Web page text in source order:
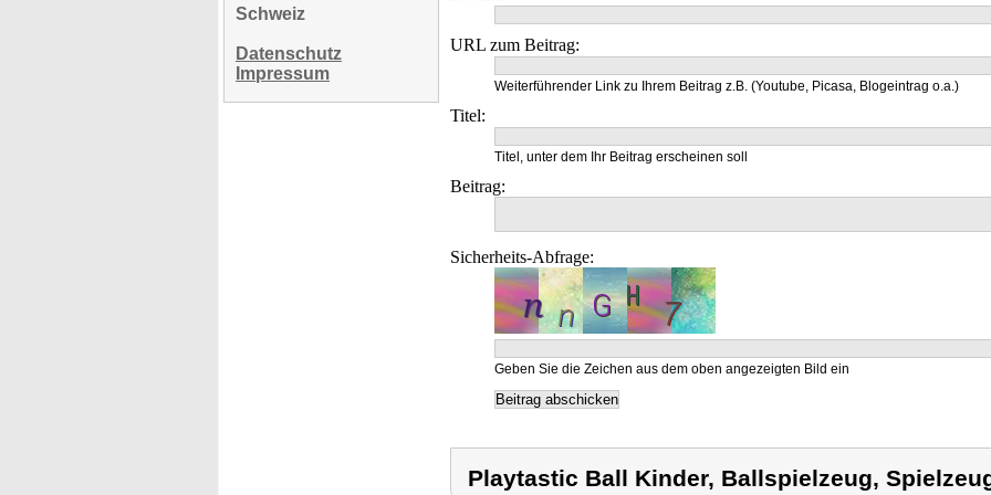
Schweiz
Datenschutz
Impressum
URL zum Beitrag:
Weiterführender Link zu Ihrem Beitrag z.B. (Youtube, Picasa, Blogeintrag o.a.)
Titel:
Titel, unter dem Ihr Beitrag erscheinen soll
Beitrag:
Sicherheits-Abfrage:
Geben Sie die Zeichen aus dem oben angezeigten Bild ein
Playtastic Ball Kinder, Ballspielzeug,